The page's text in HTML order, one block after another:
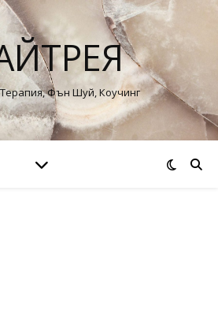
Фън Шуй, Коучинг